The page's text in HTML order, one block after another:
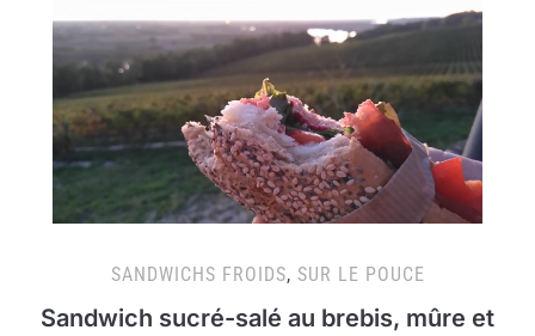
SANDWICHS FROIDS, SUR LE POUCE
Sandwich sucré-salé au brebis, mûre et